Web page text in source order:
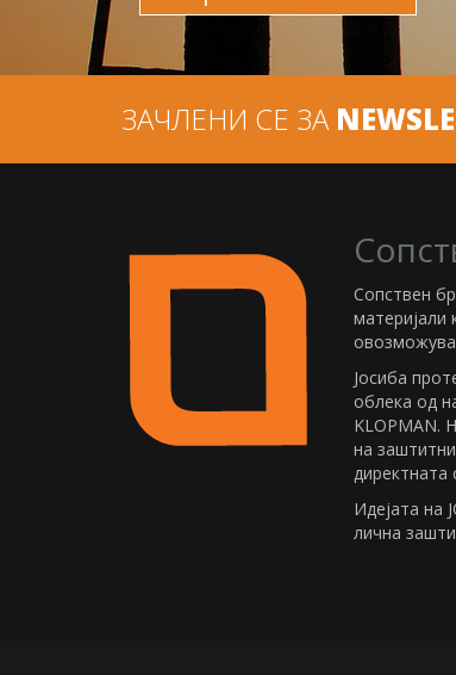
ЗАЧЛЕНИ СЕ ЗА
Сопствен
Јосиба
облека од
KLOPMAN.
на
директната
Идејата на
лична